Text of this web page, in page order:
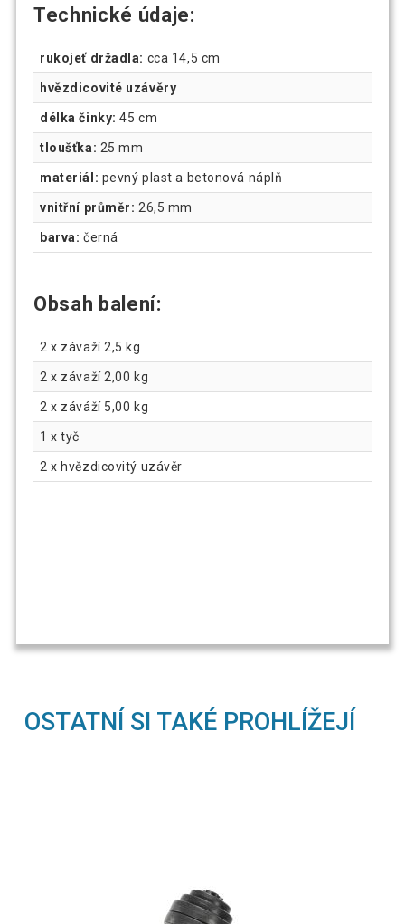
Technické údaje:
rukojeť držadla: cca 14,5 cm
hvězdicovité uzávěry
délka činky: 45 cm
tloušťka: 25 mm
materiál: pevný plast a betonová náplň
vnitřní průměr: 26,5 mm
barva:černá
Obsah balení:
2 x závaží 2,5 kg
2 x závaží 2,00 kg
2 x záváží 5,00 kg
1 x tyč
2 x hvězdicovitý uzávěr
OSTATNÍ SI TAKÉ PROHLÍŽEJÍ